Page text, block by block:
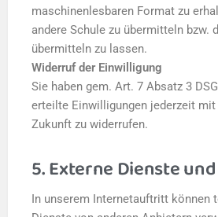
maschinenlesbaren Format zu
andere Schule zu übermitteln bzw.
übermitteln zu lassen.
Widerruf der Einwilligung
Sie haben gem. Art. 7 Absatz 3
erteilte Einwilligungen jederzeit
Zukunft zu widerrufen.
5. Externe Dienste
In unserem Internetauftritt können